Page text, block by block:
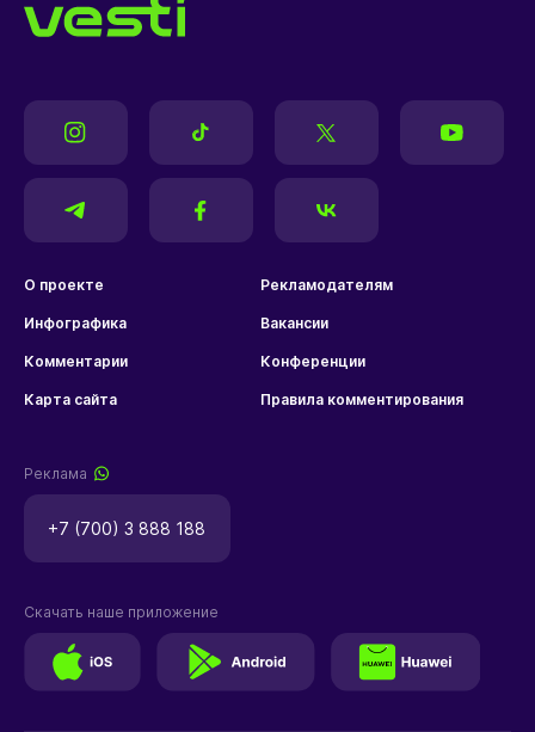
О проекте Рекламодателям
Инфографика Вакансии
Комментарии Конференции
Карта сайта Правила комментирования
Реклама
+7 (700) 3 888 188
Скачать наше приложение